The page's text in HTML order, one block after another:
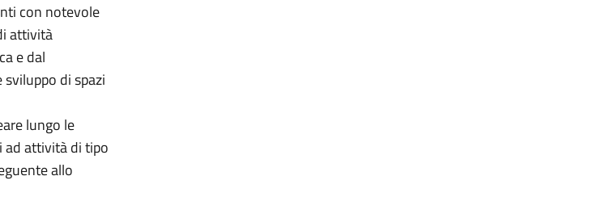
con notevole
attività
e dal
di spazi
lungo le
ad attività di tipo
allo